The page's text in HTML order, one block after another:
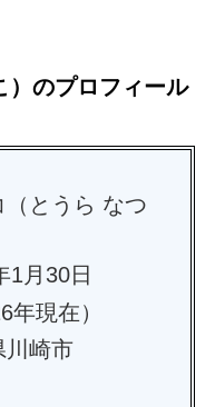
）のプロフィール
とうら なつ
1月30日
現在）
崎市